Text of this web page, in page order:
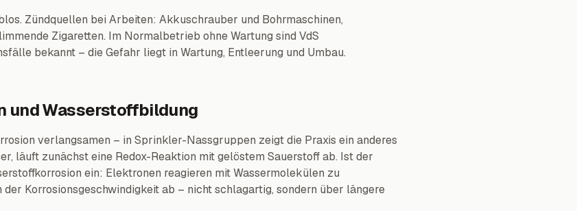
Zündquellen bei Arbeiten: Akkuschrauber und Bohrmaschinen,
Zigaretten. Im Normalbetrieb ohne Wartung sind VdS
bekannt – die Gefahr liegt in Wartung, Entleerung und Umbau.
und Wasserstoffbildung
verlangsamen – in Sprinkler-Nassgruppen zeigt die Praxis ein anderes
läuft zunächst eine Redox-Reaktion mit gelöstem Sauerstoff ab. Ist der
ein: Elektronen reagieren mit Wassermolekülen zu
der Korrosionsgeschwindigkeit ab – nicht schlagartig, sondern über längere